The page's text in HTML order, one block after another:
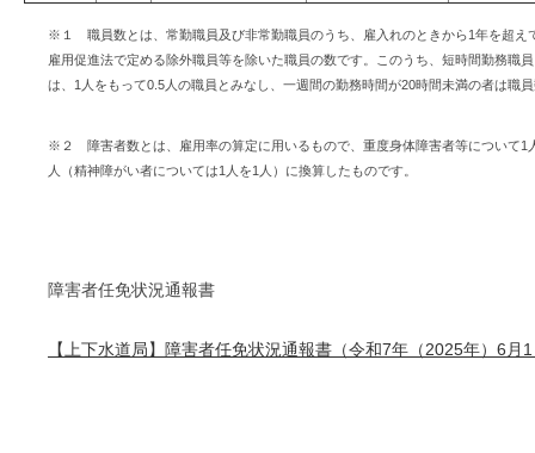
※１ 職員数とは、常勤職員及び非常勤職員のうち、雇入れのときから1年を超え
雇用促進法で定める除外職員等を除いた職員の数です。このうち、短時間勤務職
は、1人をもって0.5人の職員とみなし、一週間の勤務時間が20時間未満の者は職
※２ 障害者数とは、雇用率の算定に用いるもので、重度身体障害者等について1
人（精神障がい者については1人を1人）に換算したものです。
障害者任免状況通報書
【上下水道局】障害者任免状況通報書（令和7年（2025年）6月